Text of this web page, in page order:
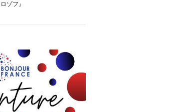
ロゾフ』